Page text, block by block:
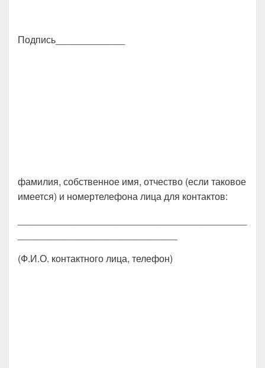
Подпись_____________
фамилия, собственное имя, отчество (если таковое
имеется) и номертелефона лица для контактов:
(Ф.И.О. контактного лица, телефон)